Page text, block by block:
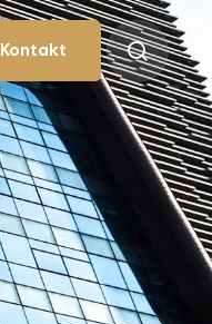
Kontakt